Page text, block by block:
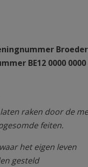
BE12 0000 0000
raken door de
feiten.
het eigen leven
gesteld